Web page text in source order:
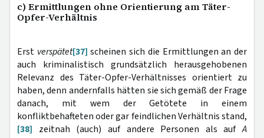
c) Ermittlungen ohne Orientierung am Täter-
Opfer-Verhältnis
Erst verspätet[37]scheinen sich die Ermittlungen an der
auch kriminalistisch grundsätzlich herausgehobenen
Relevanz des Täter-Opfer-Verhältnisses orientiert zu
haben, denn andernfalls hätten sie sich gemäß der Frage
danach, mit wem der Getötete in einem
konfliktbehafteten oder gar feindlichen Verhältnis stand,
[38] zeitnah (auch) auf andere Personen als aufA